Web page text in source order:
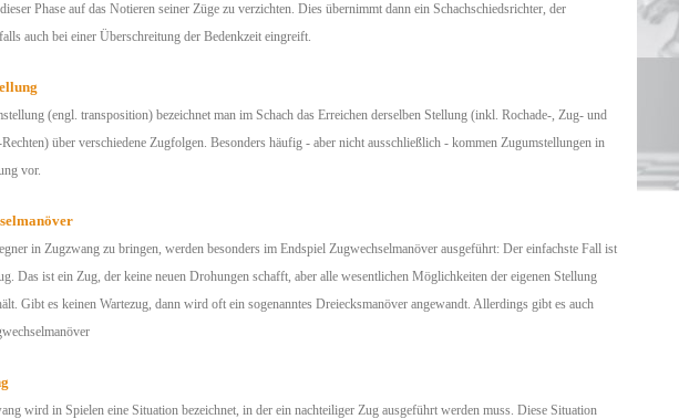
Phase auf das Notieren seiner Züge zu verzichten. Dies übernimmt dann ein Schachschiedsrichter, der
auch bei einer Überschreitung der Bedenkzeit eingreift.
(engl. transposition) bezeichnet man im Schach das Erreichen derselben Stellung (inkl. Rochade-, Zug- und
Rechten) über verschiedene Zugfolgen. Besonders häufig - aber nicht ausschließlich - kommen Zugumstellungen in
vor.
in Zugzwang zu bringen, werden besonders im Endspiel Zugwechselmanöver ausgeführt: Der einfachste Fall ist
Das ist ein Zug, der keine neuen Drohungen schafft, aber alle wesentlichen Möglichkeiten der eigenen Stellung
Gibt es keinen Wartezug, dann wird oft ein sogenanntes Dreiecksmanöver angewandt. Allerdings gibt es auch
wird in Spielen eine Situation bezeichnet, in der ein nachteiliger Zug ausgeführt werden muss. Diese Situation